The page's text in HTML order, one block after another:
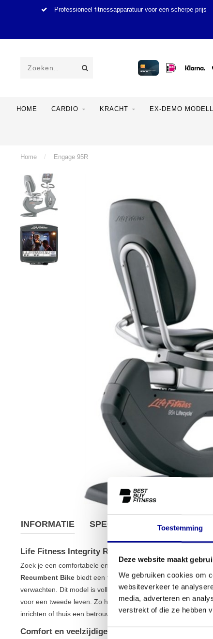
Toestemming
Deze website maakt
We gebruiken cookies om
websiteverkeer te
media, adverteren en
verstrekt of die ze hebben
Toestemmingsselectie
Professioneel fitnessapparatuur voor een scherpe prijs
HOME CARDIO KRACHT EX-DEMO
Home / Engage 95R
INFORMATIE SPECIFICATIES
Life Fitness Integrity Recumbent Bike
Zoek je een comfortabele en effectieve manier om aan je
Recumbent Bike biedt een toegankelijke cardiotraining met
verwachten. Dit model is volledig gereviseerd, wat betekent
voor een tweede leven. Zo haal je topkwaliteit in huis voor
inrichten of thuis een betrouwbaar toestel zoekt, deze ligfiets
Comfort en veelzijdige training